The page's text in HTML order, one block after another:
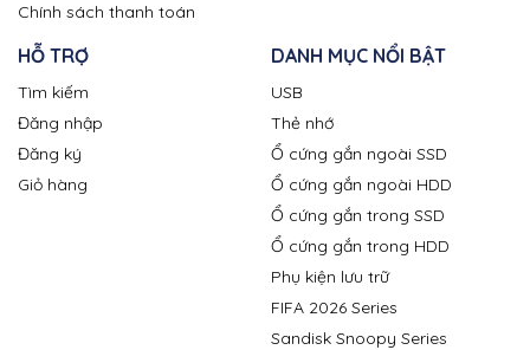
Chính sách thanh toán
HỖ TRỢ
Tìm kiếm
Đăng nhập
Đăng ký
Giỏ hàng
DANH MỤC NỔI BẬT
USB
Thẻ nhớ
Ổ cứng gắn ngoài SSD
Ổ cứng gắn ngoài HDD
Ổ cứng gắn trong SSD
Ổ cứng gắn trong HDD
Phụ kiện lưu trữ
FIFA 2026 Series
Sandisk Snoopy Series